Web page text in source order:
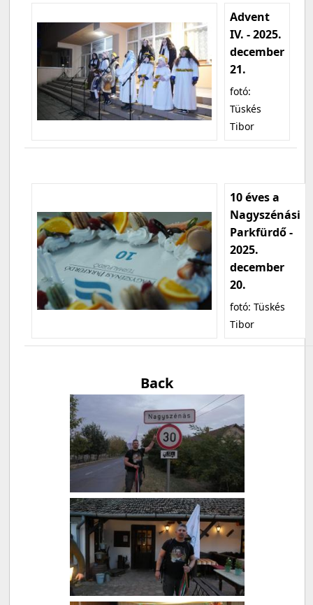
Advent
IV. - 2025.
december
21.
fotó:
Tüskés
Tibor
10 éves a
Nagyszénási
Parkfürdő -
2025.
december
20.
fotó: Tüskés
Tibor
Back